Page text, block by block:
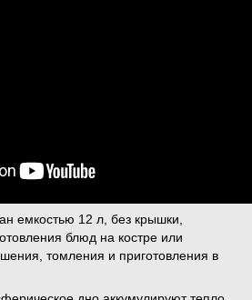
емкостью 12 л, без крышки,
блюд на костре или
томления и приготовления в